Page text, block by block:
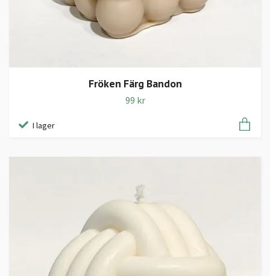
Fröken Färg Bandon
99 kr
I lager